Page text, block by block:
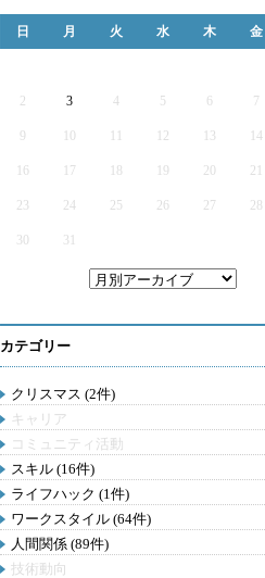
日 月 火 水 木 金
2 3 4 5 6 7
9 12 13 14
16 17 19 20 21
23 24 25 26 27 28
30 31
カテゴリー
クリスマス (2件)
キャリア
コミュニティ活動
スキル (16件)
ライフハック (1件)
ワークスタイル (64件)
人間関係 (89件)
技術動向